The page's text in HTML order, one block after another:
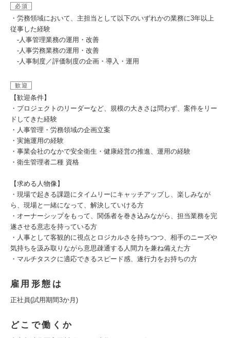
必須
・労務領域において、主担当として以下のいずれかの業務に3年以上
従事した経験
-人事管理業務の運用・改善
-人事労務業務の運用・改善
-人事制度／評価制度の企画・導入・運用
歓迎
【歓迎条件】
・プロジェクトのリーダーなど、規模の大きさは問わず、案件をリー
ドしてきた経験
・人事管理・労務領域の企画立案
・実施運用の経験
・事業会社のなかで安全衛生・健康経営の推進、運用の経験
・衛生管理者二種 資格
【求める人物像】
・現場で起きる課題にタイムリーにキャッチアップし、楽しみなが
ら、現場と一緒になって、解決していける方
・オーナーシップをもって、関係者を巻き込みながら、担当業務を完
遂させる意志を持っている方
・人事として客観的に視点とロジカルさを持ちつつ、相手のニーズや
気持ちを汲み取りながら意思疎通する人間力を兼ね備えた方
・マルチタスクに適応できるスピード感、遂行力をお持ちの方
雇用形態は
正社員(試用期間3か月)
どこで働くか